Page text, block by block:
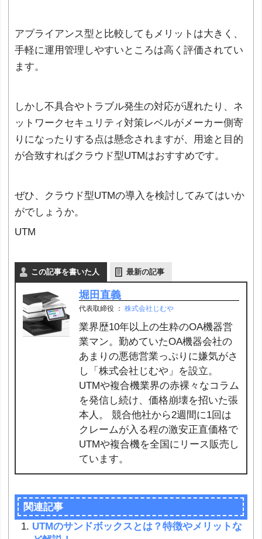
アプライアンス型と比較してもメリットは大きく、
手軽に運用管理しやすいところは高く評価されてい
ます。
しかし不具合やトラブル発生の対応が遅れたり、ネ
ットワークセキュリティ対策レベルがメーカー側寄
りになったりする点は懸念されますが、用途と目的
が合致すればクラウド型UTMはおすすめです。
ぜひ、クラウド型UTMの導入を検討してみてはいか
がでしょうか。
UTM
この記事を書いた人 最新の記事
堀田直義
代表取締役 ： 株式会社じむや
業界歴10年以上の生粋のOA機器営
業マン。勤めていたOA機器会社の
あまりの悪徳営業っぷりに嫌気がさ
し「株式会社じむや」を設立。
UTMや複合機業界の赤裸々なコラム
を発信し続け、価格崩壊を招いた張
本人。 競合他社から2週間に1回は
クレームが入る程の激安正直価格で
UTMや複合機を全国にリース販売し
ています。
関連記事
UTMのサンドボックスとは？特徴やメリットな